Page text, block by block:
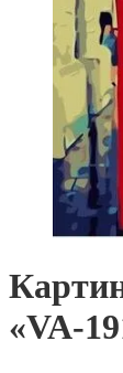
«VA-